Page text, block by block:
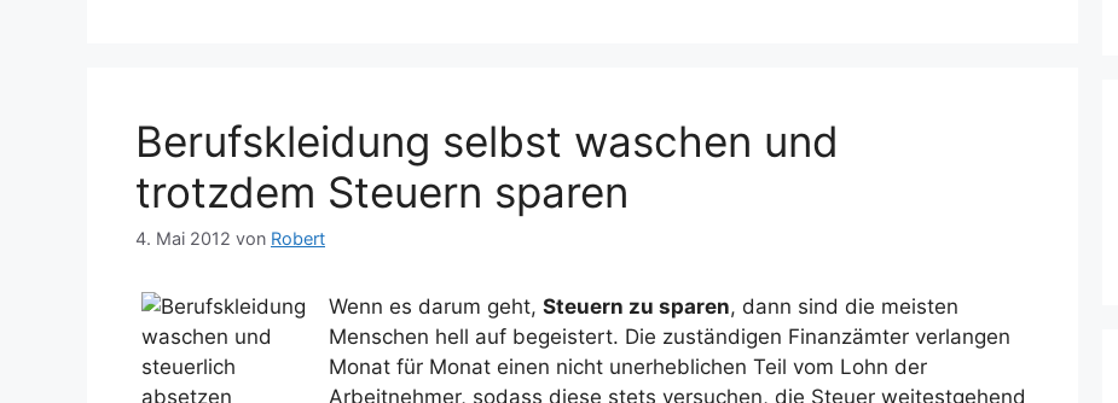
Berufskleidung selbst waschen und
trotzdem Steuern sparen
4. Mai 2012 von Robert
Wenn es darum geht, Steuern zu sparen, dann sind die meisten
Menschen hell auf begeistert. Die zuständigen Finanzämter verlangen
Monat für Monat einen nicht unerheblichen Teil vom Lohn der
Arbeitnehmer, sodass diese stets versuchen, die Steuer weitestgehend